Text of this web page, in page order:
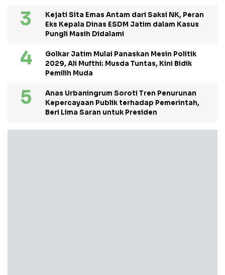
Kejati Sita Emas Antam dari Saksi NK, Peran
Eks Kepala Dinas ESDM Jatim dalam Kasus
Pungli Masih Didalami
Golkar Jatim Mulai Panaskan Mesin Politik
2029, Ali Mufthi: Musda Tuntas, Kini Bidik
Pemilih Muda
Anas Urbaningrum Soroti Tren Penurunan
Kepercayaan Publik terhadap Pemerintah,
Beri Lima Saran untuk Presiden